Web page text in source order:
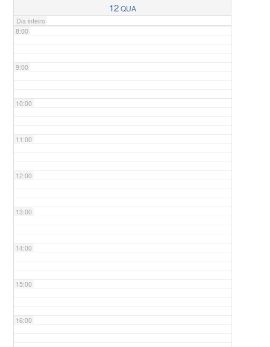
12QUA
Dia inteiro
8:00
9:00
10:00
11:00
12:00
13:00
14:00
15:00
16:00